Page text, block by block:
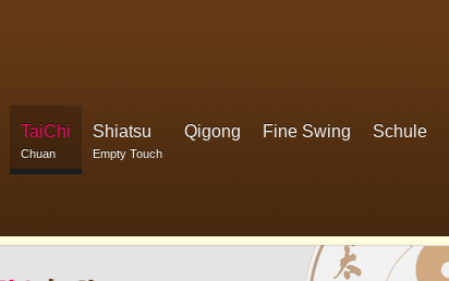
TaiChi
Chuan
Shiatsu
Empty Touch
Qigong Fine Swing Schule